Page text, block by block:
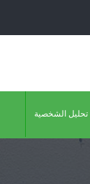
تحليل الشخصية